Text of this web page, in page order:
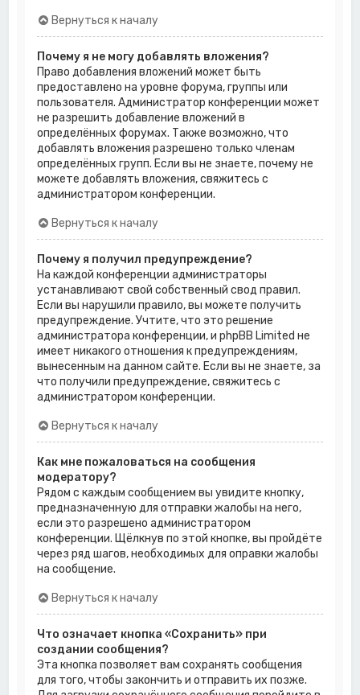
Вернуться к началу
Почему я не могу добавлять вложения?
Право добавления вложений может быть
предоставлено на уровне форума, группы или
пользователя. Администратор конференции может
не разрешить добавление вложений в
определённых форумах. Также возможно, что
добавлять вложения разрешено только членам
определённых групп. Если вы не знаете, почему не
можете добавлять вложения, свяжитесь с
администратором конференции.
Вернуться к началу
Почему я получил предупреждение?
На каждой конференции администраторы
устанавливают свой собственный свод правил.
Если вы нарушили правило, вы можете получить
предупреждение. Учтите, что это решение
администратора конференции, и phpBB Limited не
имеет никакого отношения к предупреждениям,
вынесенным на данном сайте. Если вы не знаете, за
что получили предупреждение, свяжитесь с
администратором конференции.
Вернуться к началу
Как мне пожаловаться на сообщения
модератору?
Рядом с каждым сообщением вы увидите кнопку,
предназначенную для отправки жалобы на него,
если это разрешено администратором
конференции. Щёлкнув по этой кнопке, вы пройдёте
через ряд шагов, необходимых для оправки жалобы
на сообщение.
Вернуться к началу
Что означает кнопка «Сохранить» при
создании сообщения?
Эта кнопка позволяет вам сохранять сообщения
для того, чтобы закончить и отправить их позже.